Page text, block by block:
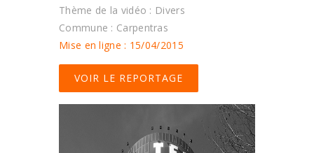
Thème de la vidéo : Divers
Commune : Carpentras
Mise en ligne : 15/04/2015
VOIR LE REPORTAGE